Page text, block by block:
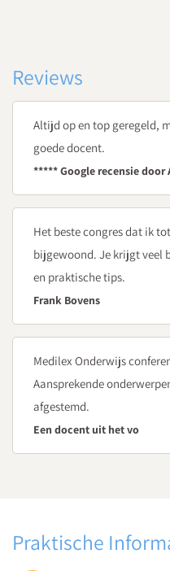
Temperamentvolle
Deze module is een
gedragsbeïnvloeding' en
volgen van deze module je
meer praktische
andere modules:
De leergang bestaat uit vijf
praktische tips en
Onontwikkelde
Pedagogisch klimaat en
Creëer een krachtig
Vijf
Stuur gedrag positief bij
Krachtig samenwerken
Reviews
Altijd op en top geregeld,
goede docent.
***** Google recensie door
Het beste congres dat ik
bijgewoond. Je krijgt veel
en praktische tips.
Frank Bovens
Medilex Onderwijs
Aansprekende
afgestemd.
Een docent uit het vo
Praktische